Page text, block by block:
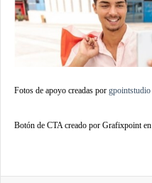
Fotos de apoyo creadas por gpointstudio
Botón de CTA creado por Grafixpoint en